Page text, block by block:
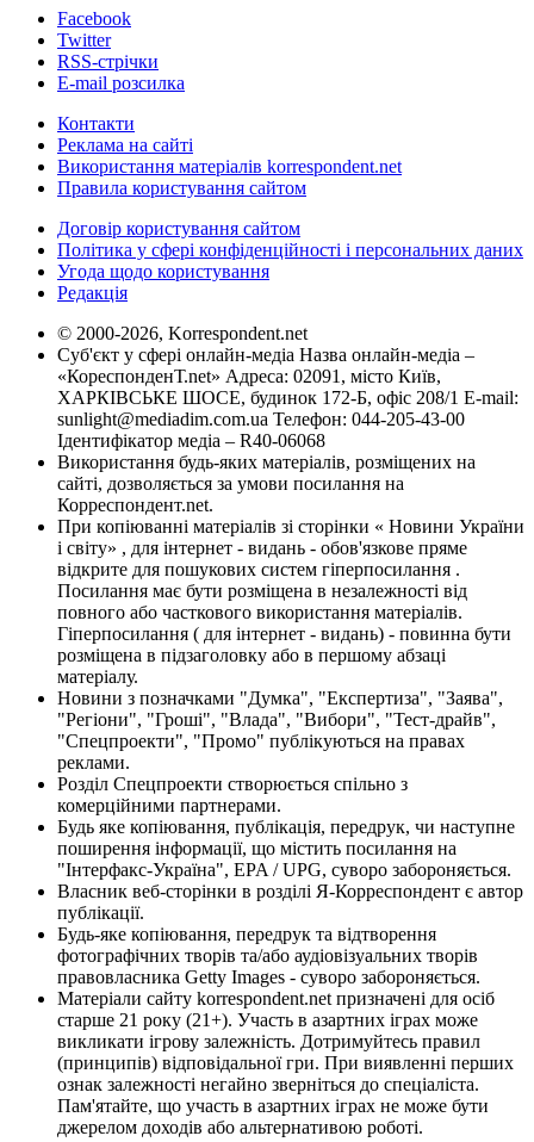
Facebook
Twitter
RSS-стрічки
E-mail розсилка
Контакти
Реклама на сайті
Використання матеріалів korrespondent.net
Правила користування сайтом
Договір користування сайтом
Політика у сфері конфіденційності і персональних даних
Угода щодо користування
Редакція
© 2000-2026, Korrespondent.net
Суб'єкт у сфері онлайн-медіа Назва онлайн-медіа –
«КореспонденТ.net» Адреса: 02091, місто Київ,
ХАРКІВСЬКЕ ШОСЕ, будинок 172-Б, офіс 208/1 E-mail:
sunlight@mediadim.com.ua Телефон: 044-205-43-00
Ідентифікатор медіа – R40-06068
Використання будь-яких матеріалів, розміщених на
сайті, дозволяється за умови посилання на
Корреспондент.net.
При копіюванні матеріалів зі сторінки « Новини України
і світу» , для інтернет - видань - обов'язкове пряме
відкрите для пошукових систем гіперпосилання .
Посилання має бути розміщена в незалежності від
повного або часткового використання матеріалів.
Гіперпосилання ( для інтернет - видань) - повинна бути
розміщена в підзаголовку або в першому абзаці
матеріалу.
Новини з позначками "Думка", "Експертиза", "Заява",
"Регіони", "Гроші", "Влада", "Вибори", "Тест-драйв",
"Спецпроекти", "Промо" публікуються на правах
реклами.
Розділ Спецпроекти створюється спільно з
комерційними партнерами.
Будь яке копіювання, публікація, передрук, чи наступне
поширення інформації, що містить посилання на
"Інтерфакс-Україна", EPA / UPG, суворо забороняється.
Власник веб-сторінки в розділі Я-Корреспондент є автор
публікації.
Будь-яке копіювання, передрук та відтворення
фотографічних творів та/або аудіовізуальних творів
правовласника Getty Images - суворо забороняється.
Матеріали сайту korrespondent.net призначені для осіб
старше 21 року (21+). Участь в азартних іграх може
викликати ігрову залежність. Дотримуйтесь правил
(принципів) відповідальної гри. При виявленні перших
ознак залежності негайно зверніться до спеціаліста.
Пам'ятайте, що участь в азартних іграх не може бути
джерелом доходів або альтернативою роботі.